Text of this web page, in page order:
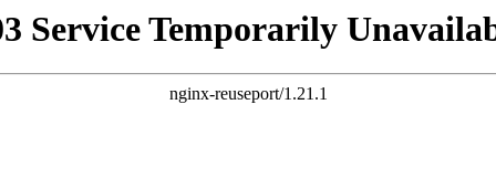
Service Temporarily
nginx-reuseport/1.21.1